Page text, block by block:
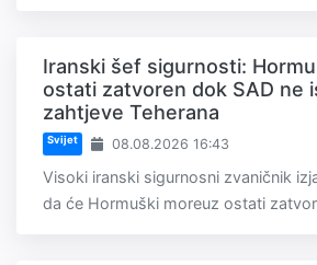
Iranski šef sigurnosti:
ostati zatvoren dok SAD ne
zahtjeve Teherana
Svijet 08.08.2026 16:43
Visoki iranski sigurnosni zvaničnik
da će Hormuški moreuz ostati